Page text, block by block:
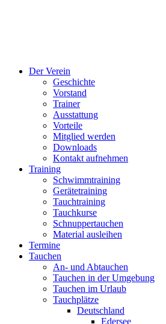
Der Verein
Geschichte
Vorstand
Trainer
Ausstattung
Vorteile
Mitglied werden
Downloads
Kontakt aufnehmen
Training
Schwimmtraining
Gerätetraining
Tauchtraining
Tauchkurse
Schnuppertauchen
Material ausleihen
Termine
Tauchen
An- und Abtauchen
Tauchen in der Umgebung
Tauchen im Urlaub
Tauchplätze
Deutschland
Edersee